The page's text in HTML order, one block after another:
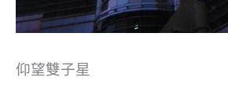
仰望雙子星